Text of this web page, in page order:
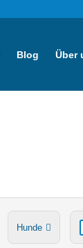
Blog Über
Hunde